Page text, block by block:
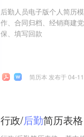
后勤人员电子版个人简历
作、合同归档、经销商建
保、填写回款
简历本 发布于 04-11
行政/后勤简历表格